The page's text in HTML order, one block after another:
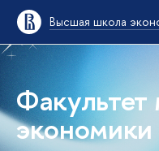
Высшая школа